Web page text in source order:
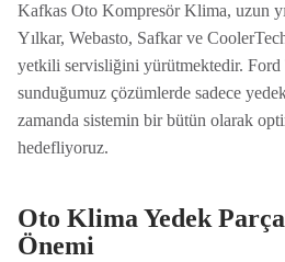
Kafkas Oto Kompresör Klima, uzun
Yılkar, Webasto, Safkar ve
yetkili servisliğini yürütmektedir. Ford
sunduğumuz çözümlerde sadece
zamanda sistemin bir bütün olarak
hedefliyoruz.
Oto Klima Yedek
Önemi